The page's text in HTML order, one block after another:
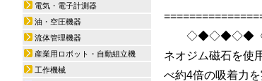
◇◆◇◆◇◆《《
ネオジム磁石を使
べ約4倍の吸着力
電気・電子計測器
油・空圧機器
流体管理機器
産業用ロボット・自動組立機
工作機械